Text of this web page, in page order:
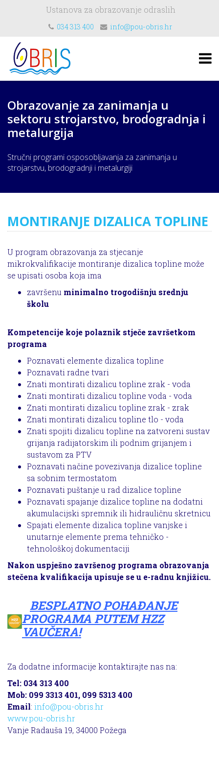
Ustanova za obrazovanje odraslih
034 313 400 info@pou-obris.hr
Obrazovanje za zanimanja u
sektoru strojarstvo, brodogradnja i
metalurgija
Stručni programi osposobljavanja za zanimanja u
strojarstvu, brodogradnji i metalurgiji
MONTIRANJE DIZALICA TOPLINE
U program obrazovanja za stjecanje
mikrokvalifikacije montiranje dizalica topline može
se upisati osoba koja ima
završenu minimalno trogodišnju srednju
školu
Kompetencije koje polaznik stječe završetkom
programa
Poznavati elemente dizalica topline
Poznavati radne tvari
Znati montirati dizalicu topline zrak - voda
Znati montirati dizalicu topline voda - voda
Znati montirati dizalicu topline zrak - zrak
Znati montirati dizalicu topline tlo - voda
Znati spojiti dizalicu topline na zatvoreni sustav
grijanja radijatorskim ili podnim grijanjem i
sustavom za PTV
Poznavati načine povezivanja dizalice topline
sa sobnim termostatom
Poznavati puštanje u rad dizalice topline
Poznavati spajanje dizalice topline na dodatni
akumulacijski spremnik ili hidrauličnu skretnicu
Spajati elemente dizalica topline vanjske i
unutarnje elemente prema tehničko -
tehnološkoj dokumentaciji
Nakon uspješno završenog programa obrazovanja
stečena kvalifikacija upisuje se u e-radnu knjižicu.
BESPLATNO POHAĐANJE
PROGRAMA PUTEM HZZ
VAUČERA!
Za dodatne informacije kontaktirajte nas na:
Tel: 034 313 400
Mob: 099 3313 401, 099 5313 400
Email: info@pou-obris.hr
www.pou-obris.hr
Vanje Radauša 19, 34000 Požega